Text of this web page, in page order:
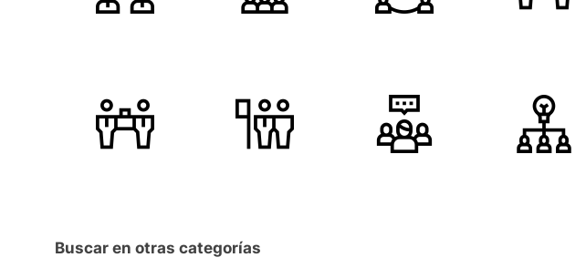
Buscar en otras categorías